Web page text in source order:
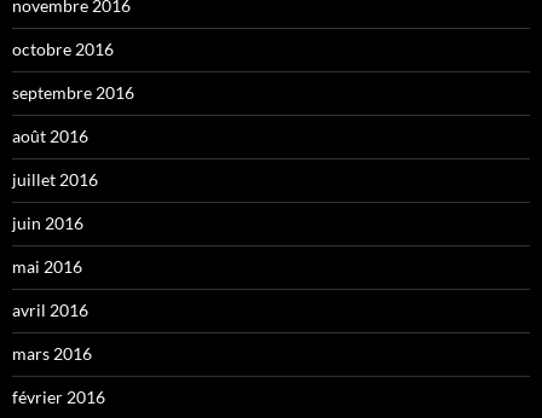
novembre 2016
octobre 2016
septembre 2016
août 2016
juillet 2016
juin 2016
mai 2016
avril 2016
mars 2016
février 2016